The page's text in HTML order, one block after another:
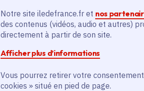
Notre site iledefrance.fr et nos
des contenus (vidéos, audio et autres)
directement à partir de son site.
Afficher plus d’informations
Vous pourrez retirer votre
cookies » situé en pied de page.